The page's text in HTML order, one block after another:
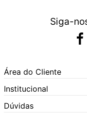
Siga-
Área do Cliente
Meus Pedidos
Meus Dados
Institucional
Central de Atendimento
Dúvidas